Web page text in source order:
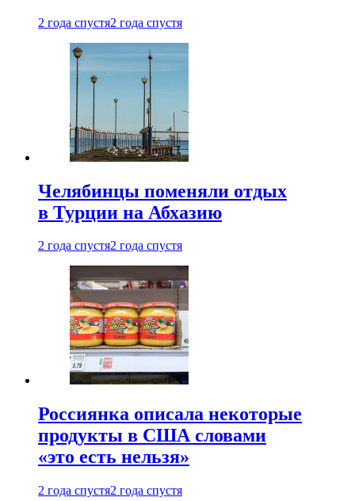
2 года спустя2 года спустя
Челябинцы поменяли отдых
в Турции на Абхазию
2 года спустя2 года спустя
Россиянка описала некоторые
продукты в США словами
«это есть нельзя»
2 года спустя2 года спустя